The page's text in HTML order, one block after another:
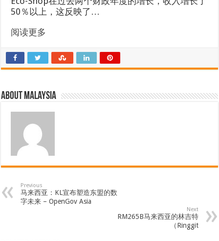
50％以上，这反映了…
阅读更多
About Malaysia
Previous
马来西亚：KL宣布塑造东盟的数
字未来 – OpenGov Asia
Next
RM265B马来西亚的林吉特
（Ringgit